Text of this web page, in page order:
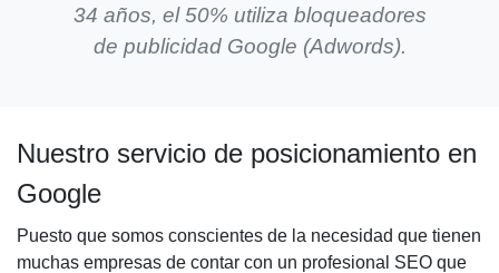
34 años, el 50% utiliza bloqueadores
de publicidad Google (Adwords).
Nuestro servicio de posicionamiento en
Google
Puesto que somos conscientes de la necesidad que tienen
muchas empresas de contar con un profesional SEO que